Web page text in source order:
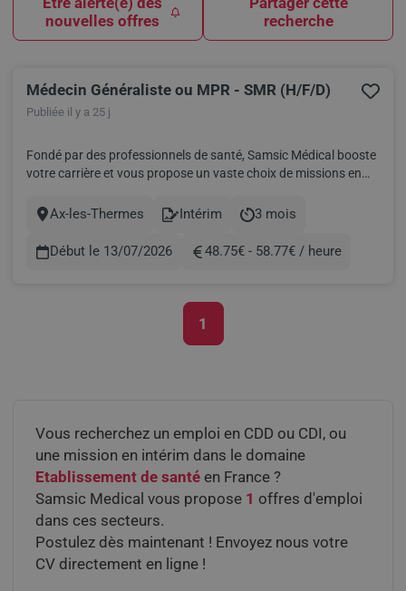
nouvelles offres
recherche
Results
Médecin Généraliste ou MPR - SMR (H/F/D)
Publiée il y a 25 j
Fondé par des professionnels de santé, Samsic Médical booste
votre carrière et vous propose un vaste choix de missions en
challenge professionnel selon vos compétences et vos envies!
Ville
Ax-les-Thermes
Contract
Intérim
Durée
3 mois
Début le 13/07/2026
Rémunération
48.75€ - 58.77€ / heure
1
Vous recherchez un emploi en CDD ou CDI, ou
une mission en intérim dans le domaine
Etablissement de santé en France ?
Samsic Medical vous propose 1 offres d'emploi
dans ces secteurs.
Postulez dès maintenant ! Envoyez nous votre
CV directement en ligne !